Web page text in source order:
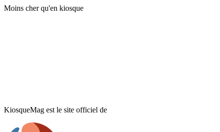
Moins cher qu'en kiosque
KiosqueMag est le site officiel de